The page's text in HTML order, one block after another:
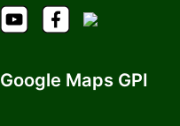
Google Maps GPI